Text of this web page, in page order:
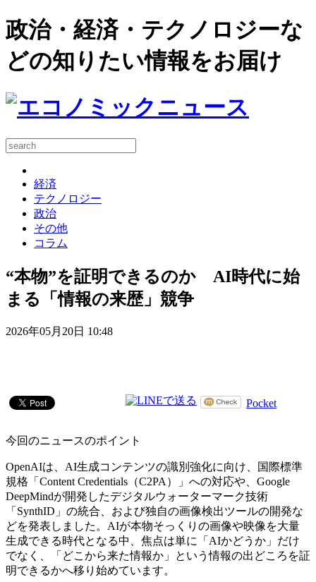
政治・経済・テクノロジーな
どの知りたい情報をお届け
経済
テクノロジー
政治
その他
コラム
“本物”を証明できるのか AI時代に始
まる「情報の来歴」競争
2026年05月20日 10:48
Pocket
今回のニュースのポイント
OpenAIは、AI生成コンテンツの識別強化に向け、国際標準
規格「Content Credentials（C2PA）」への対応や、Google
DeepMindが開発したデジタルウォーターマーク技術
「SynthID」の統合、および独自の画像検出ツールの開発な
どを発表しました。AIが本物そっくりの画像や映像を大量
生成できる時代となる中、焦点は単に「AIかどうか」だけ
でなく、「どこから来た情報か」という情報の出どころを証
明できるかへ移り始めています。